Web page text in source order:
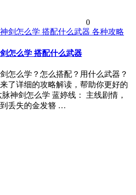
0
各种攻略
怎么学 搭配什么武器
怎么学？怎么搭配？用什么武器？
了详细的攻略解读，帮助你更好的
神剑怎么学 蓝婷线： 主线剧情，
丢失的金发簪 …